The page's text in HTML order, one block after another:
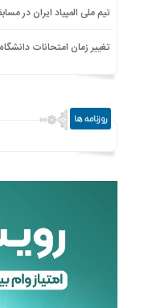
تیم ملی المپیاد ایران در
تغییر زمان امتحانات
روزنامه ها